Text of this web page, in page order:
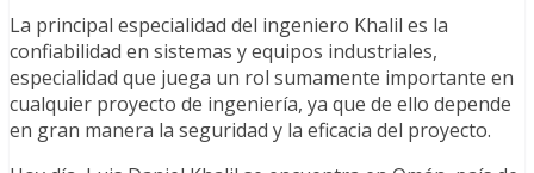
La principal especialidad del ingeniero Khalil es la
confiabilidad en sistemas y equipos industriales,
especialidad que juega un rol sumamente importante en
cualquier proyecto de ingeniería, ya que de ello depende
en gran manera la seguridad y la eficacia del proyecto.